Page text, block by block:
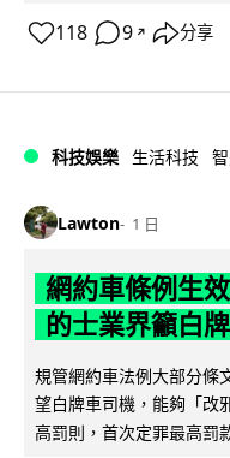
118 9 ↗ 分享
科技娛樂 生活科技
Lawton 1 日
網約車條例生
的士業界籲白
規管網約車法例大部分條
望白牌車司機，能夠「改
高罰則，首次定罪最高罰